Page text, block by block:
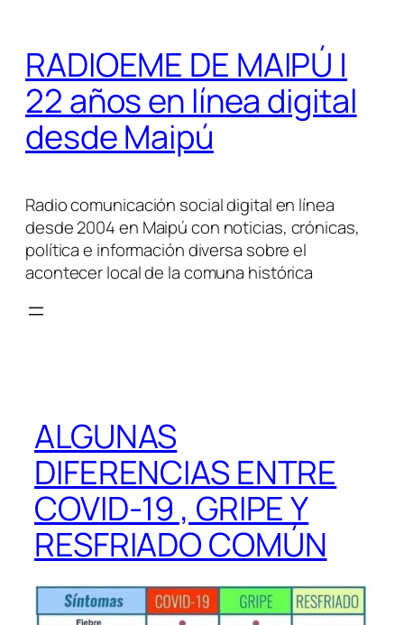
contenido
RADIOEME DE MAIPÚ |
22 años en línea digital
desde Maipú
Radio comunicación social digital en línea
desde 2004 en Maipú con noticias, crónicas,
política e información diversa sobre el
acontecer local de la comuna histórica
ALGUNAS
DIFERENCIAS ENTRE
COVID-19 , GRIPE Y
RESFRIADO COMÚN